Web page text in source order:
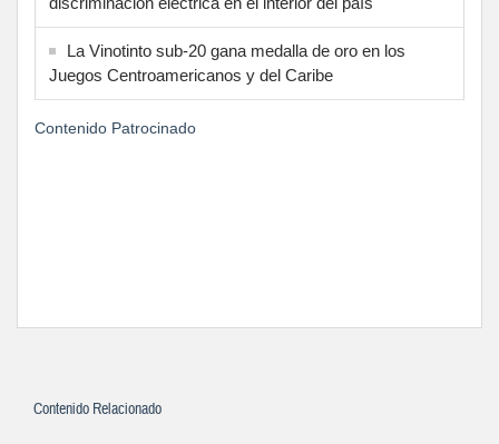
La Vinotinto sub-20 gana medalla de oro en los
Juegos Centroamericanos y del Caribe
Contenido Patrocinado
Contenido Relacionado